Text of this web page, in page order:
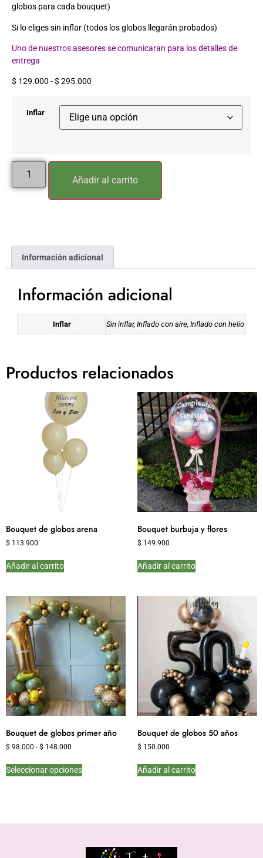
globos para cada bouquet)
Si lo eliges sin inflar (todos los globos llegarán probados)
Uno de nuestros asesores se comunicaran para los detalles de
entrega
$ 129.000 -$ 295.000
Inflar
Añadir al carrito
Información adicional
Información adicional
Inflar Sin inflar, Inflado con aire, Inflado con helio
Productos relacionados
Bouquet de globos arena
$ 113.900
Añadir al carrito
Bouquet burbuja y flores
$ 149.900
Añadir al carrito
Bouquet de globos primer año
$ 98.000 - $ 148.000
Seleccionar opciones
Bouquet de globos 50 años
$ 150.000
Añadir al carrito